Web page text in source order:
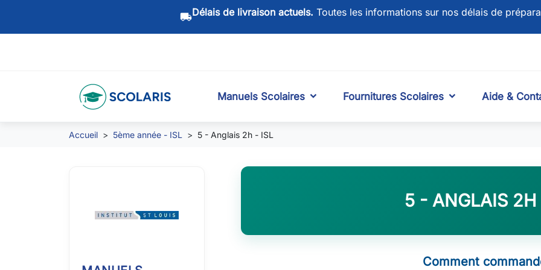
local_shippingDélais de livraison actuels. Toutes les informations sur nos délais de
Manuels Scolaires Fournitures Scolaires Aide &
Accueil 5ème année - ISL 5 - Anglais 2h - ISL
5 - ANGLAIS
Comment